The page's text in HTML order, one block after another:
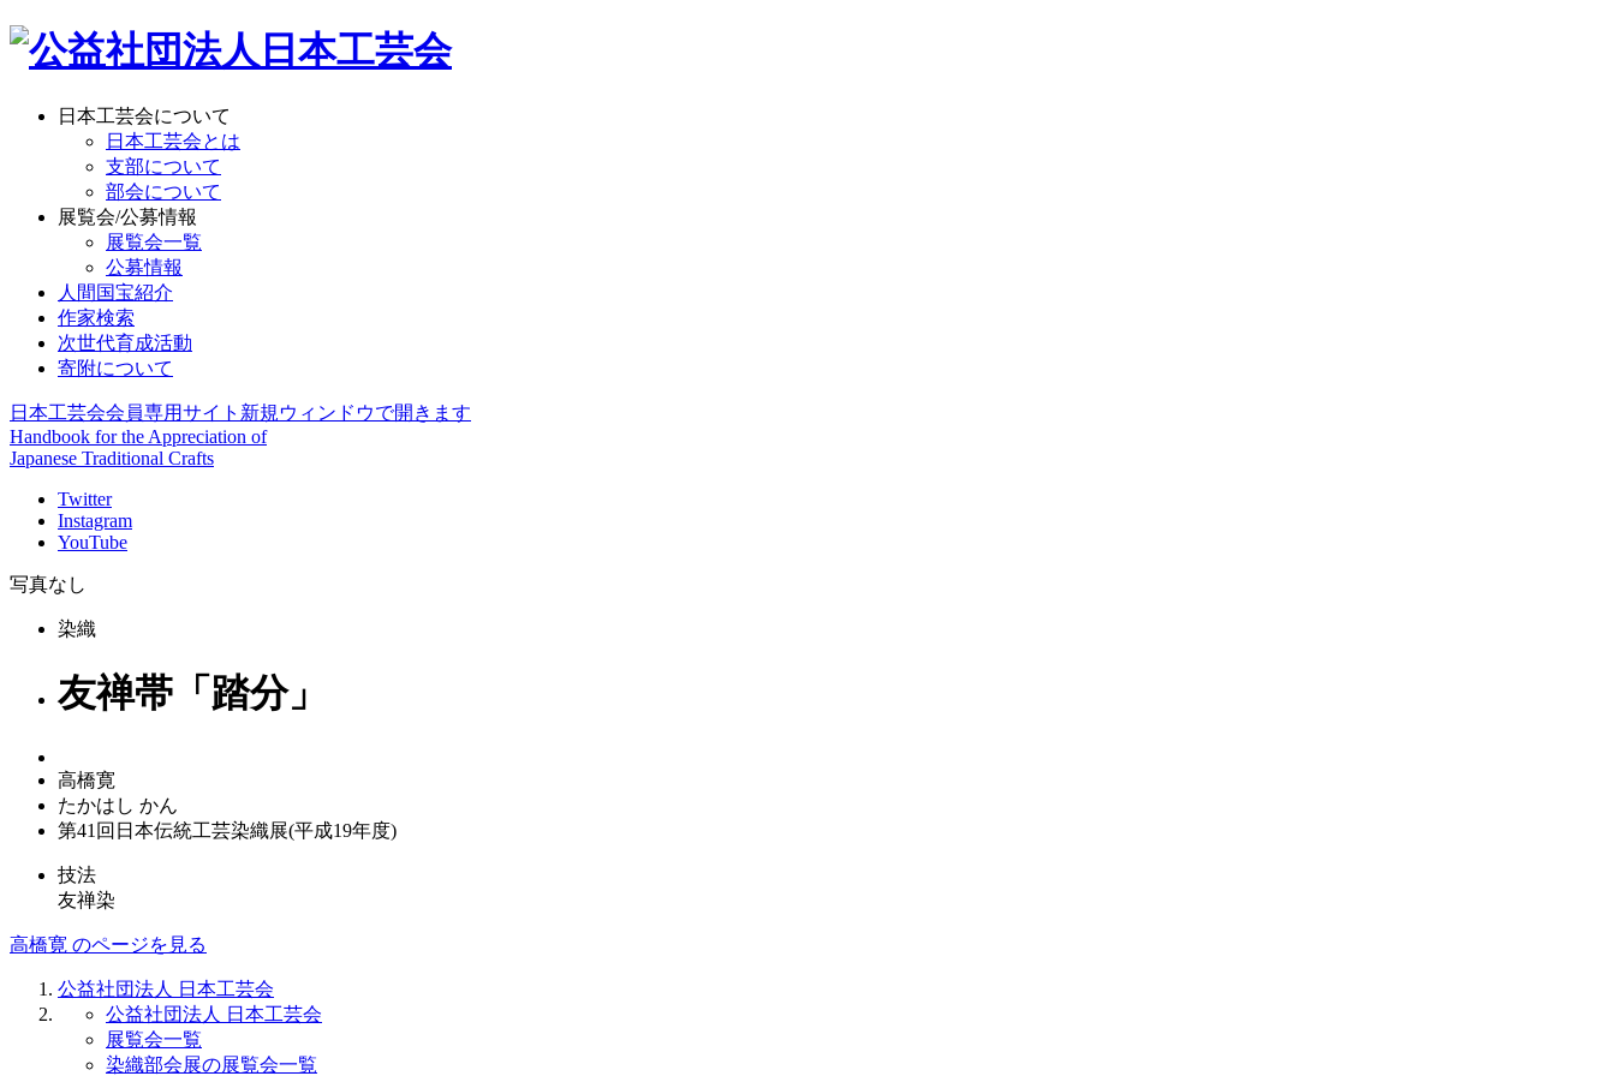
日本工芸会について
日本工芸会とは
支部について
部会について
展覧会/公募情報
展覧会一覧
公募情報
人間国宝紹介
作家検索
次世代育成活動
寄附について
日本工芸会会員専用サイト 新規ウィンドウで開きます
Handbook for the Appreciation of
Japanese Traditional Crafts
Twitter
Instagram
YouTube
写真なし
染織
友禅帯「踏分」
高橋寛
たかはし かん
第41回日本伝統工芸染織展(平成19年度)
技法
友禅染
高橋寛 のページを見る
公益社団法人 日本工芸会
公益社団法人 日本工芸会
展覧会一覧
染織部会展の展覧会一覧